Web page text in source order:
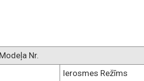
Modeļa Nr.
Ierosmes Režīms